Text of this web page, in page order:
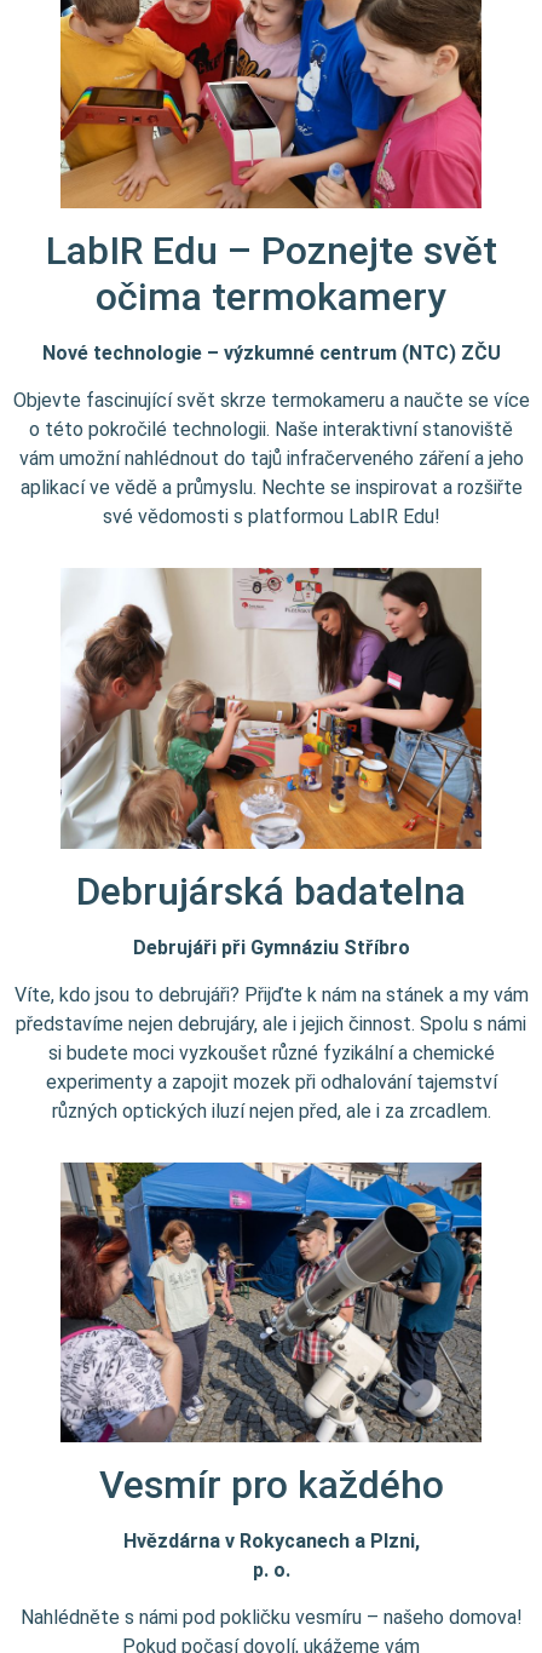
LabIR Edu – Poznejte svět
očima termokamery
Nové technologie – výzkumné centrum (NTC) ZČU
Objevte fascinující svět skrze termokameru a naučte se více
o této pokročilé technologii. Naše interaktivní stanoviště
vám umožní nahlédnout do tajů infračerveného záření a jeho
aplikací ve vědě a průmyslu. Nechte se inspirovat a rozšiřte
své vědomosti s platformou LabIR Edu!
Debrujárská badatelna
Debrujáři při Gymnáziu Stříbro
Víte, kdo jsou to debrujáři? Přijďte k nám na stánek a my vám
představíme nejen debrujáry, ale i jejich činnost. Spolu s námi
si budete moci vyzkoušet různé fyzikální a chemické
experimenty a zapojit mozek při odhalování tajemství
různých optických iluzí nejen před, ale i za zrcadlem.
Vesmír pro každého
Hvězdárna v Rokycanech a Plzni,
p. o.
Nahlédněte s námi pod pokličku vesmíru – našeho domova!
Pokud počasí dovolí, ukážeme vám